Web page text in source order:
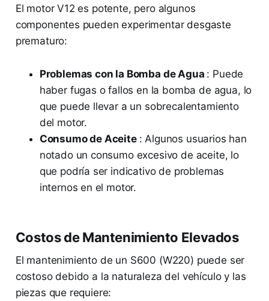
El motor V12 es potente, pero algunos
componentes pueden experimentar desgaste
prematuro:
Problemas con la Bomba de Agua : Puede
haber fugas o fallos en la bomba de agua, lo
que puede llevar a un sobrecalentamiento
del motor.
Consumo de Aceite : Algunos usuarios han
notado un consumo excesivo de aceite, lo
que podría ser indicativo de problemas
internos en el motor.
Costos de Mantenimiento Elevados
El mantenimiento de un S600 (W220) puede ser
costoso debido a la naturaleza del vehículo y las
piezas que requiere: